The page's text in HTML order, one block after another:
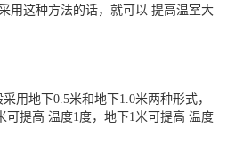
用这种方法的话，就可以 提高温室大
用地下0.5米和地下1.0米两种形式，
可提高 温度1度，地下1米可提高 温度